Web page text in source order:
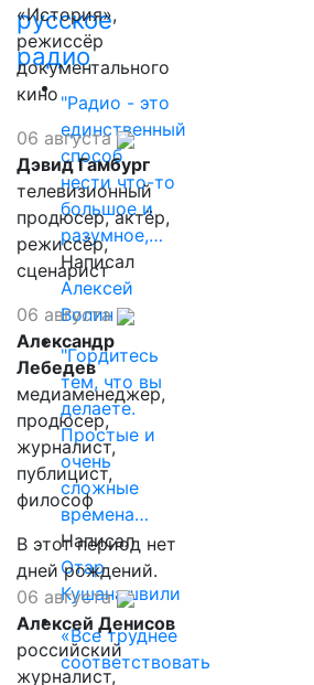
русское
радио
"Радио - это
единственный
способ
нести что-то
большое и
разумное,…
Написал
Алексей
Волин
"Гордитесь
тем, что вы
делаете.
Простые и
очень
сложные
времена…
Написал
Отар
Кушанашвили
«Все труднее
соответствовать
«История»,
режиссёр
документального
кино
06 августа
Дэвид Гамбург
телевизионный
продюсер, актёр,
режиссёр,
сценарист
06 августа
Александр
Лебедев
медиаменеджер,
продюсер,
журналист,
публицист,
философ
В этот период нет
дней рождений.
06 августа
Алексей Денисов
российский
журналист,